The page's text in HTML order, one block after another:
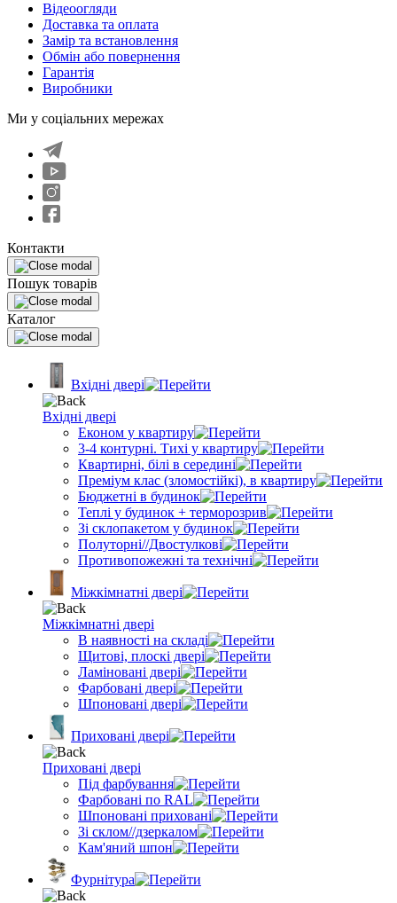
Відеоогляди
Доставка та оплата
Замір та встановлення
Обмін або повернення
Гарантія
Виробники
Ми у соціальних мережах
Контакти
Пошук товарів
Каталог
Вхідні двері
Вхідні двері
Економ у квартиру
3-4 контурні. Тихі у квартиру
Квартирні, білі в середині
Преміум клас (зломостійкі), в квартиру
Бюджетні в будинок
Теплі у будинок + терморозрив
Зі склопакетом у будинок
Полуторні//Двостулкові
Противопожежні та технічні
Міжкімнатні двері
Міжкімнатні двері
В наявності на складі
Щитові, плоскі двері
Ламіновані двері
Фарбовані двері
Шпоновані двері
Приховані двері
Приховані двері
Під фарбування
Фарбовані по RAL
Шпоновані приховані
Зі склом//дзеркалом
Кам'яний шпон
Фурнітура